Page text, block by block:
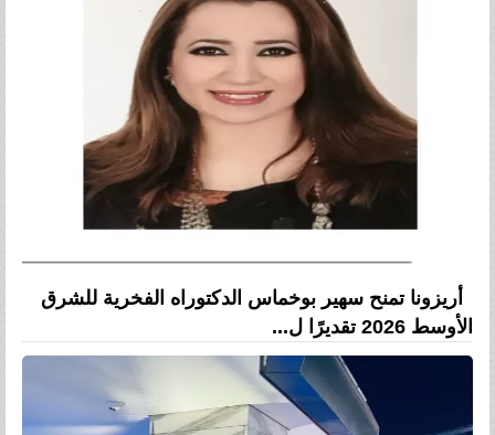
أريزونا تمنح سهير بوخماس الدكتوراه الفخرية للشرق
الأوسط 2026 تقديرًا ل...